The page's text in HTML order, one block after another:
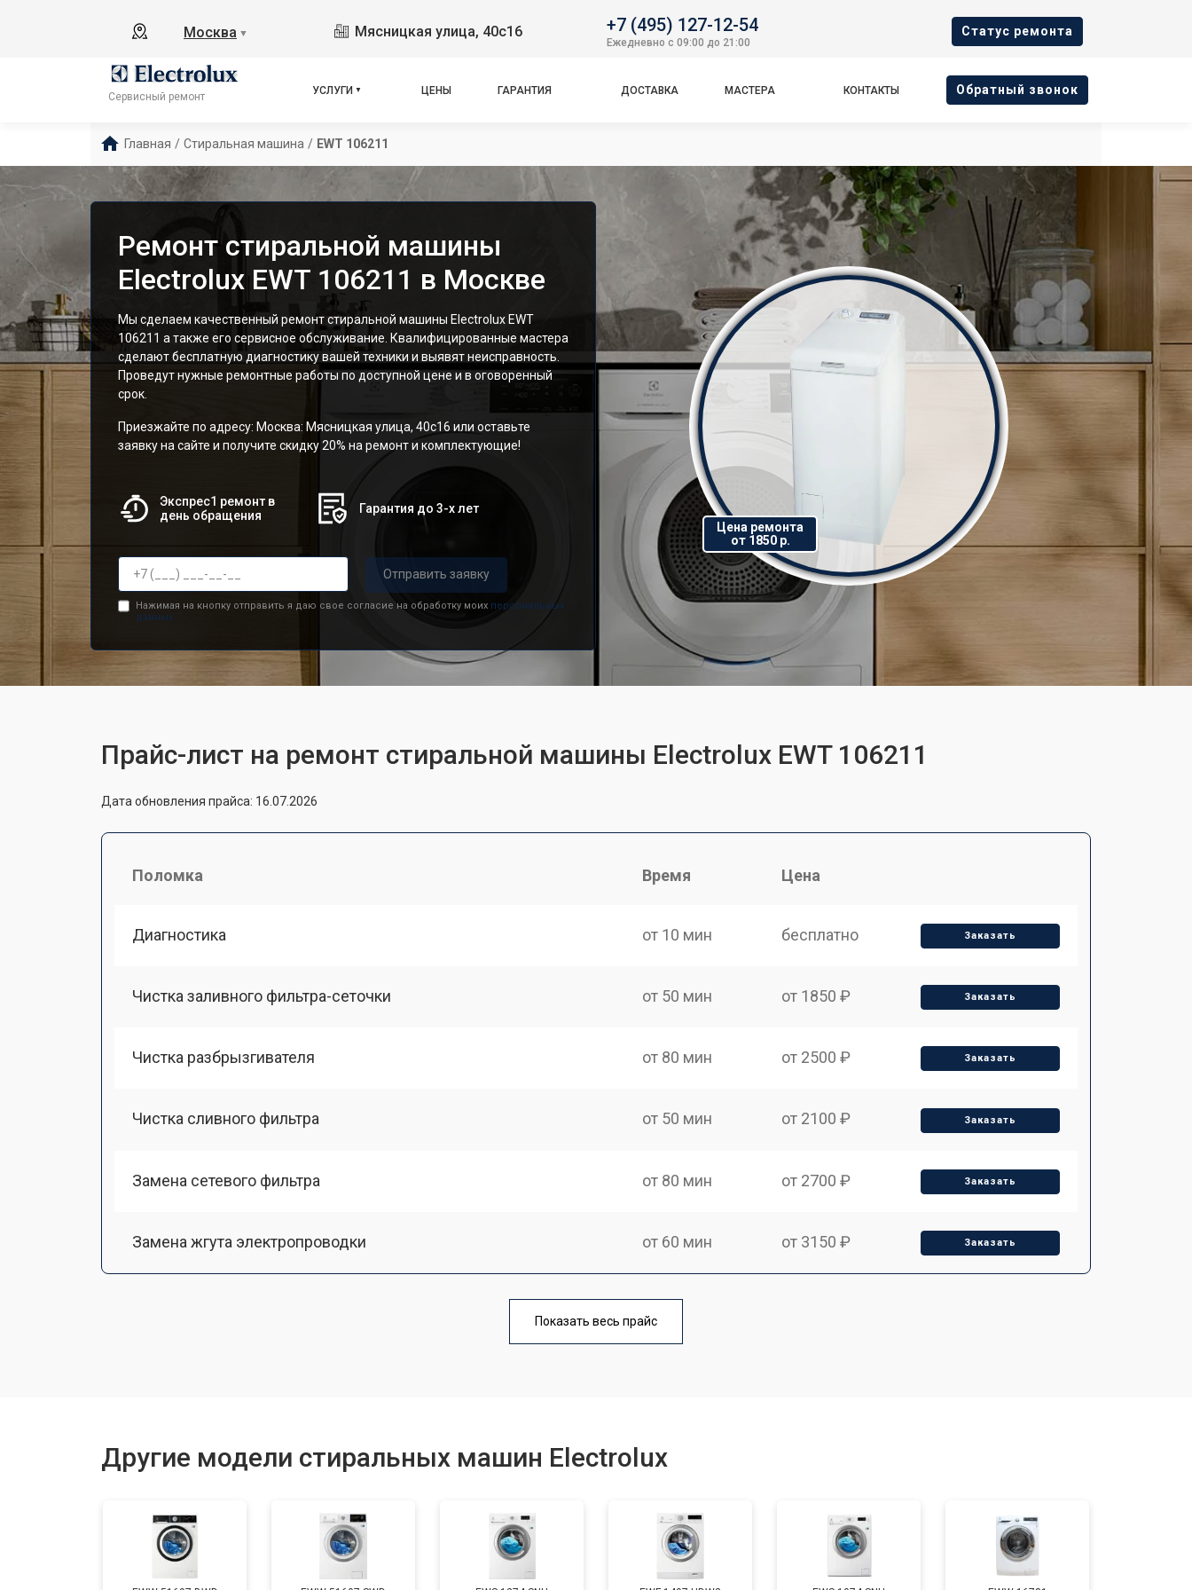
Москва ▼ Мясницкая улица, 40с16 +7 (495) 127-12-54
Ежедневно с 09:00 до 21:00
Cтатус ремонта
Сервисный ремонт
УСЛУГИ ЦЕНЫ ГАРАНТИЯ ДОСТАВКА МАСТЕРА КОНТАКТЫ Oбратный звонок
Главная / Стиральная машина / EWT 106211
Ремонт стиральной машины
Electrolux EWT 106211 в Москве
Мы сделаем качественный ремонт стиральной машины Electrolux EWT
106211 а также его сервисное обслуживание. Квалифицированные мастера
сделают бесплатную диагностику вашей техники и выявят неисправность.
Проведут нужные ремонтные работы по доступной цене и в оговоренный
срок.
Приезжайте по адресу: Москва: Мясницкая улица, 40с16 или оставьте
заявку на сайте и получите скидку 20% на ремонт и комплектующие!
Экспрес1 ремонт в
день обращения
Гарантия до 3-х лет
Отправить заявку
Нажимая на кнопку отправить я даю свое согласие на обработку моих персональных
данных.
Цена ремонта
от 1850 р.
Прайс-лист на ремонт стиральной машины Electrolux EWT 106211
Дата обновления прайса: 16.07.2026
Поломка Время Цена
Диагностика от 10 мин бесплатно Заказать
Чистка заливного фильтра-сеточки от 50 мин от 1850 ₽ Заказать
Чистка разбрызгивателя от 80 мин от 2500 ₽ Заказать
Чистка сливного фильтра от 50 мин от 2100 ₽ Заказать
Замена сетевого фильтра от 80 мин от 2700 ₽ Заказать
Замена жгута электропроводки от 60 мин от 3150 ₽ Заказать
от 100 мин
Замена шторок барабана от 100 мин от 3650 ₽ Заказать
Показать весь прайс
Другие модели стиральных машин Electrolux